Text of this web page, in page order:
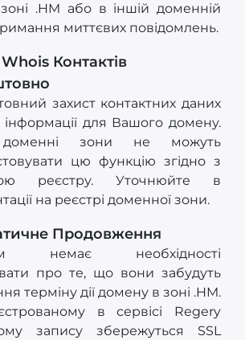
.HM або в іншій доменній
миттєвих повідомлень.
Контактів
захист контактних даних
для Вашого домену.
зони не можуть
цю функцію згідно з
реєстру. Уточнюйте в
на реєстрі доменної зони.
Продовження
немає необхідності
про те, що вони забудуть
терміну дії домену в зоні .HM.
в сервісі Regery
запису збережуться SSL